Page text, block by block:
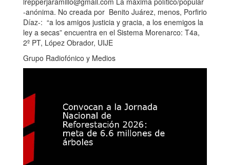
-anónima. No creada por Benito Juárez, menos, Porfirio
Díaz-: “a los amigos justicia y gracia, a los enemigos la
ley a secas” encuentra en el Sistema Morenarco: T4a,
2º PT, López Obrador, UIJE
Grupo Radiofónico y Medios